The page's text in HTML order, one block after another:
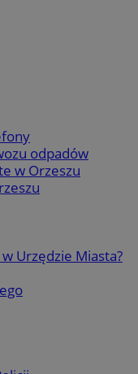
odpadów
w Orzeszu
w Urzędzie Miasta?